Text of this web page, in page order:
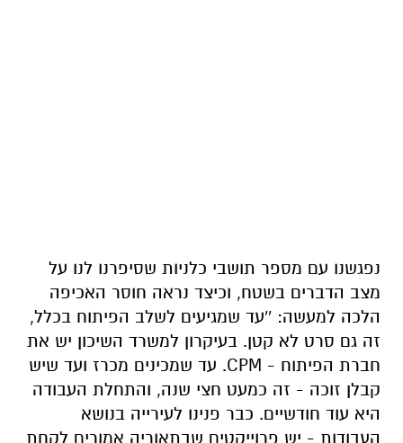
נפגשנו עם מספר תושבי כלניות שסיפרנו לנו על
מצב הדברים בשטח, וכיצד נראה חוסר האכיפה
הלכה למעשה: ''עד שמגיעים לשלב הפיתוח בכלל,
זה גם סרט לא קטן. בעיקרון למשרד השיכון יש את
חברת הפיתוח - CPM. עד שמכינים מכרז ועד שיש
קבלן זוכה - זה כמעט חצי שנה, והתחלת העבודה
היא עוד חודשיים. כבר פנינו לעירייה בנושא
העבודות - יש פרוייקטים שבתאוריה אמורים לקחת